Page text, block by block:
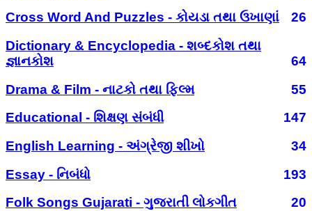
Cross Word And Puzzles - કોયડા તથા ઉખાણાં
26
Dictionary & Encyclopedia - શબ્દકોશ તથા
જ્ઞાનકોશ
64
Drama & Film - નાટકો તથા ફિલ્મ
55
Educational - શિક્ષણ સંબંધી
147
English Learning - અંગ્રેજી શીખો
34
Essay - નિબંધો
193
Folk Songs Gujarati - ગુજરાતી લોકગીત
20